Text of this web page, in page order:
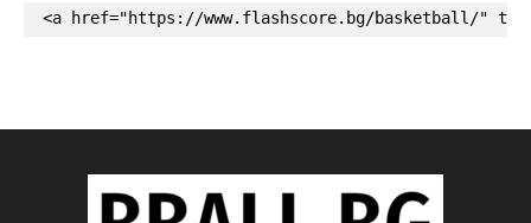
<a href="https://www.flashscore.bg/basketball/"